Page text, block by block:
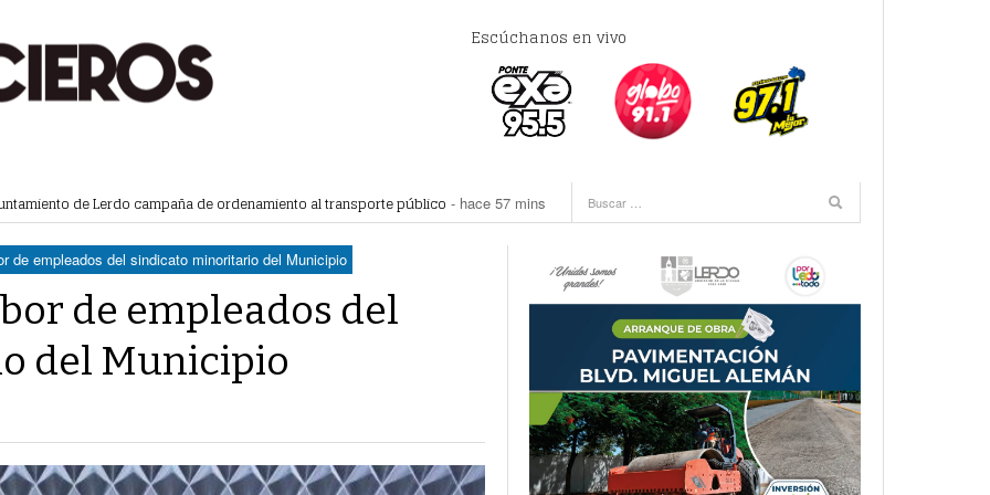
Escúchanos en vivo
de Lerdo campaña de ordenamiento al transporte público - hace 57 mins
al cuerpo de Bomberos Torreón- hace 1 hora -
UL; la novena guinda sostiene doble jornada ante Saraperos a partir de las 16:00 horas
-
de empleados del sindicato minoritario del Municipio
de empleados del
del Municipio